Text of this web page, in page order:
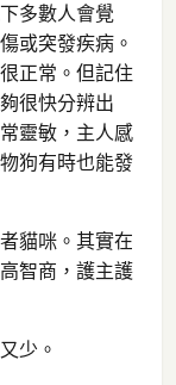
多數人會覺
或突發疾病。
正常。但記住
很快分辨出
靈敏，主人感
狗有時也能發
貓咪。其實在
智商，護主護
少。